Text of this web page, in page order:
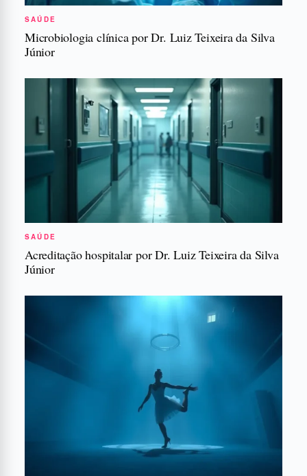
SAÚDE
Microbiologia clínica por Dr. Luiz Teixeira da Silva
Júnior
SAÚDE
Acreditação hospitalar por Dr. Luiz Teixeira da Silva
Júnior